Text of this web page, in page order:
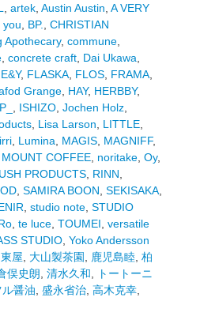
artek, Austin Austin A VERY
you
BP.
CHRISTIAN
Apothecary, commune,
, concrete craft, Dai Ukawa
E&Y, FLASKA, FLOS, FRAMA,
Grange, HAY, HERBBY,
ISHIZO, Jochen Holz,
, Lisa Larson LITTLE,
, Lumina MAGIS, MAGNIFF,
MOUNT COFFEE, noritake, Oy,
PRODUCTS, RINN
, SAMIRA BOON SEKISAKA,
studio note, STUDIO
, te luce, TOUMEI versatile
STUDIO, Yoko Andersson
東屋 大山製茶園 鹿児島睦, 柏
俣史朗 清水久和
トートーニ
ル醤油 盛永省治, 高木克幸,